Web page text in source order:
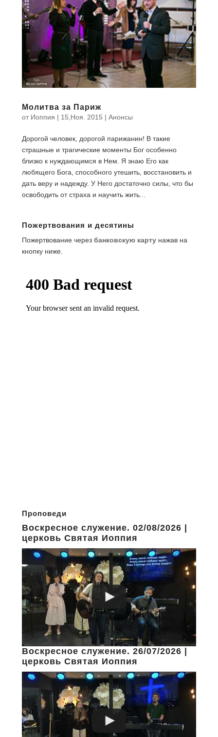
Молитва за Париж
от Иоппия | 15,Ноя. 2015 | Анонсы
Дорогой человек, дорогой парижанин! В такие
страшные и трагические моменты Бог особенно
близко к нуждающимся в Нем. Я знаю Его как
любящего Бога, способного утешить, восстановить и
дать веру и надежду. У Него достаточно силы, что бы
освободить от страха и научить жить...
Пожертвования и десятины
Пожертвование через банковскую картунажав на
кнопку ниже.
Проповеди
Воскресное служение. 02/08/2026 |
церковь Святая Иоппия
Воскресное служение. 26/07/2026 |
церковь Святая Иоппия